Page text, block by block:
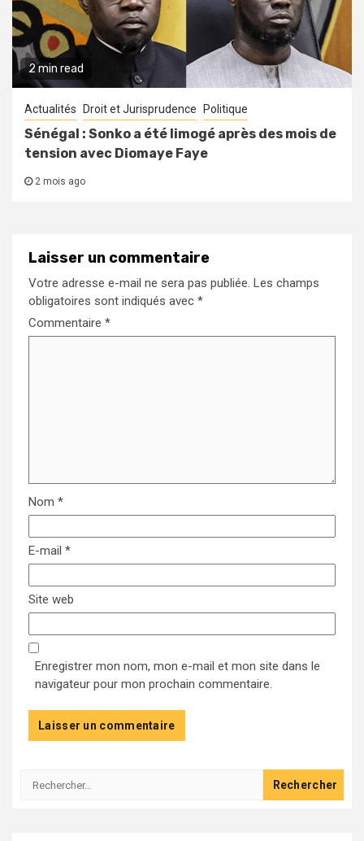
2 min read
Actualités Droit et Jurisprudence Politique
Sénégal : Sonko a été limogé après des mois de
tension avec Diomaye Faye
2 mois ago
Laisser un commentaire
Votre adresse e-mail ne sera pas publiée. Les champs
obligatoires sont indiqués avec *
Commentaire *
Nom *
E-mail *
Site web
Enregistrer mon nom, mon e-mail et mon site dans le
navigateur pour mon prochain commentaire.
Rechercher :